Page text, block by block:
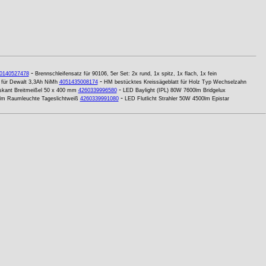
- Brennschleifensatz für 90106, 5er Set: 2x rund, 1x spitz, 1x flach, 1x fein
Dewalt 3,3Ah NiMh 4051435008174- HM bestücktes Kreissägeblatt für Holz Typ Wechselzahn
Breitmeißel 50 x 400 mm 4260339996580- LED Baylight (IPL) 80W 7600lm Bridgelux
Raumleuchte Tageslichtweiß 4260339991080- LED Flutlicht Strahler 50W 4500lm Epistar